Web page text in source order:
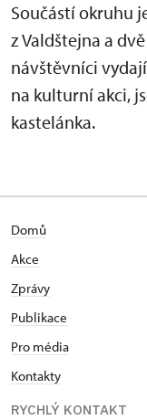
Součástí okruhu
z Valdštejna a
návštěvníci
na kulturní akci,
kastelánka.
Domů
Akce
Zprávy
Publikace
Pro média
Kontakty
RYCHLÝ KONTAKT